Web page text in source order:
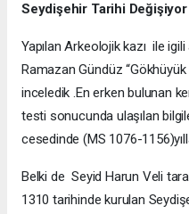
Seydişehir Tarihi Değişiyor
Yapılan Arkeolojik kazı ile
Ramazan Gündüz
inceledik .En erken bulunan
testi sonucunda ulaşılan
cesedinde (MS 1076-
Belki de Seyid Harun Veli
1310 tarihinde kurulan